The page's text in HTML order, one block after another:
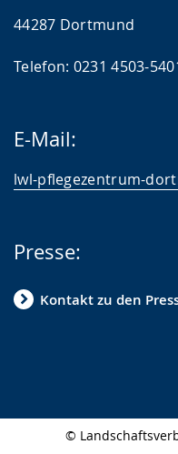
44287 Dortmund
Telefon: 0231 4503-
E-Mail:
lwl-pflegezentrum-
Presse:
Kontakt zu den
©